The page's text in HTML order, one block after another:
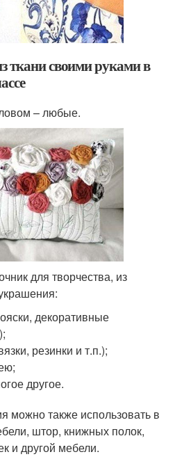
ткани своими руками в
– любые.
для творчества, из
декоративные
резинки и т.п.);
другое.
можно также использовать в
штор, книжных полок,
и другой мебели.